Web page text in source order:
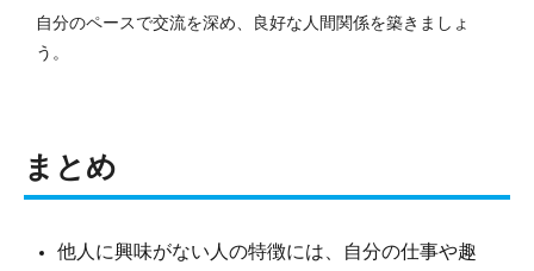
自分のペースで交流を深め、良好な人間関係を築きましょ
う。
まとめ
他人に興味がない人の特徴には、自分の仕事や趣